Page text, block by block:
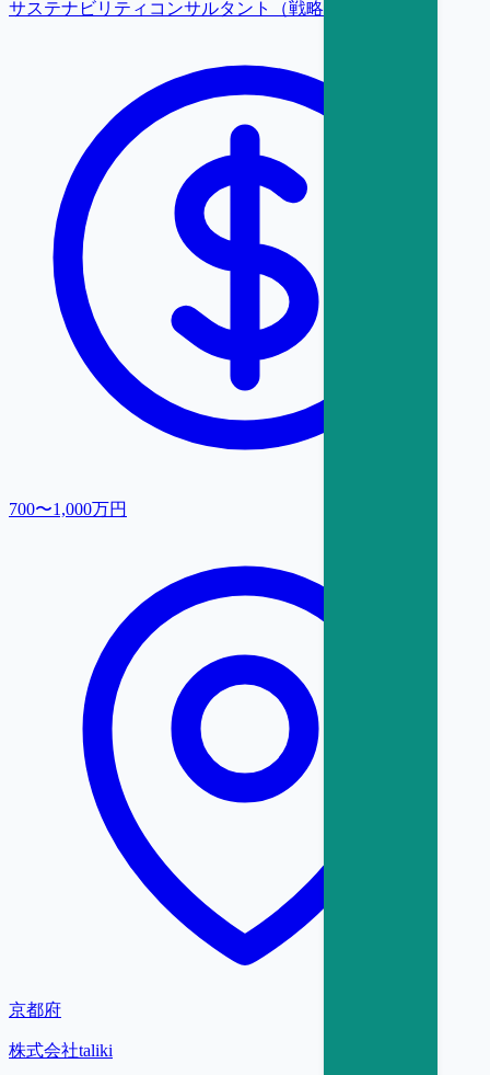
サステナビリティコンサルタント（戦略・変革）
700〜1,000万円
京都府
株式会社taliki